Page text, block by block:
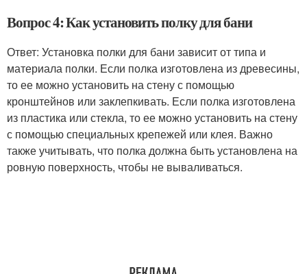
Вопрос 4: Как установить полку для бани
Ответ: Установка полки для бани зависит от типа и
материала полки. Если полка изготовлена из древесины,
то ее можно установить на стену с помощью
кронштейнов или заклепкивать. Если полка изготовлена
из пластика или стекла, то ее можно установить на стену
с помощью специальных крепежей или клея. Важно
также учитывать, что полка должна быть установлена на
ровную поверхность, чтобы не вываливаться.